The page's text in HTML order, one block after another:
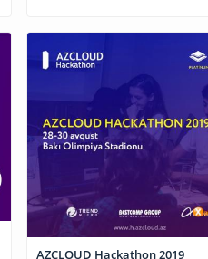
AZCLOUD Hackathon 2019